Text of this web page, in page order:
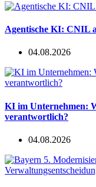
Agentische KI: CNIL
04.08.2026
KI im Unternehmen:
verantwortlich?
04.08.2026